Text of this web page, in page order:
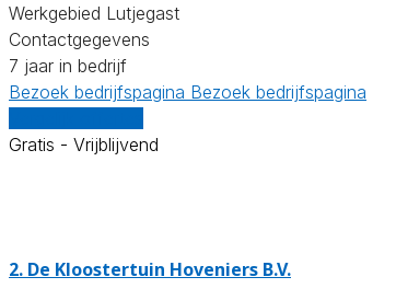
Werkgebied Lutjegast
Contactgegevens
7 jaar in bedrijf
Bezoek bedrijfspagina Bezoek bedrijfspagina
Gratis - Vrijblijvend
2. De Kloostertuin Hoveniers B.V.